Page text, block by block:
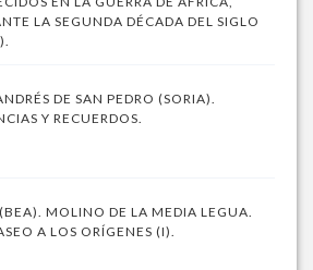
LA SEGUNDA DÉCADA DEL SIGLO
DE SAN PEDRO (SORIA).
Y RECUERDOS.
MOLINO DE LA MEDIA LEGUA.
A LOS ORÍGENES (I).